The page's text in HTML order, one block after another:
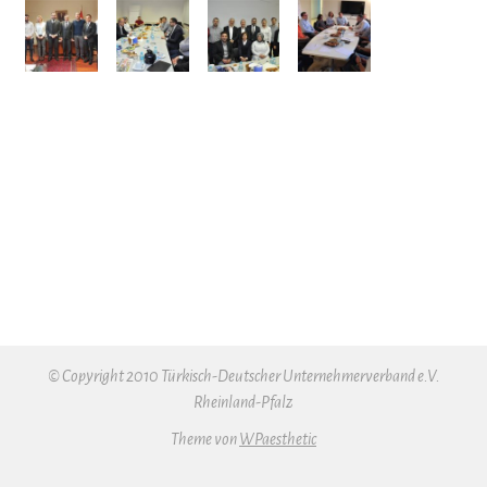
© Copyright 2010 Türkisch-Deutscher Unternehmerverband e.V.
Rheinland-Pfalz
Theme vonWPaesthetic